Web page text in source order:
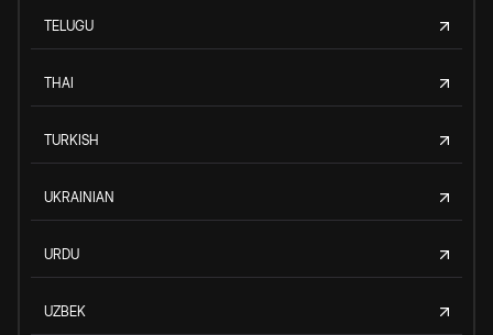
TELUGU
THAI
TURKISH
UKRAINIAN
URDU
UZBEK